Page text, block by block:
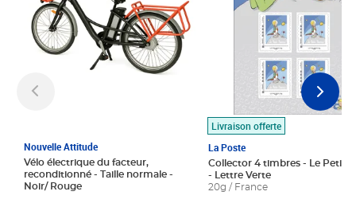
Nouvelle Attitude
Vélo électrique du facteur,
reconditionné - Taille normale -
Noir/ Rouge
Livraison offerte
La Poste
Collector 4 timbres - Le Petit
- Lettre Verte
20g / France